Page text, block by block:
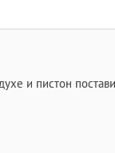
и пистон